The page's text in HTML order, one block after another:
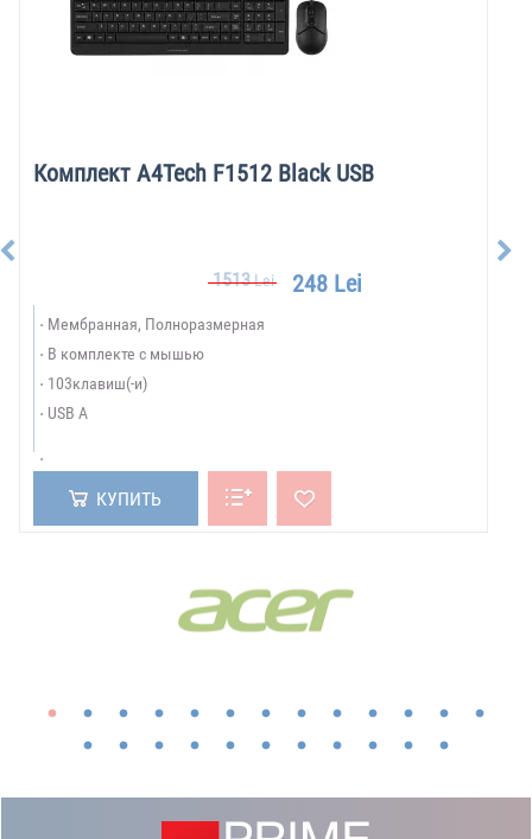
Комплект A4Tech F1512 Black USB
1513Lei 248 Lei
Мембранная, Полноразмерная
В комплекте с мышью
103клавиш(-и)
USB A
КУПИТЬ
БРЕНДЫ: Показать все бренды